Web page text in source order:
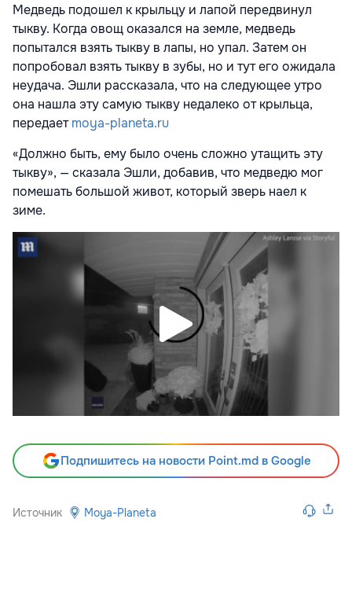
Медведь подошел к крыльцу и лапой передвинул
тыкву. Когда овощ оказался на земле, медведь
попытался взять тыкву в лапы, но упал. Затем он
попробовал взять тыкву в зубы, но и тут его ожидала
неудача. Эшли рассказала, что на следующее утро
она нашла эту самую тыкву недалеко от крыльца,
передаетmoya-planeta.ru
«Должно быть, ему было очень сложно утащить эту
тыкву», — сказала Эшли, добавив, что медведю мог
помешать большой живот, который зверь наел к
зиме.
Подпишитесь на новости Point.md в Google
Источник Moya-Planeta